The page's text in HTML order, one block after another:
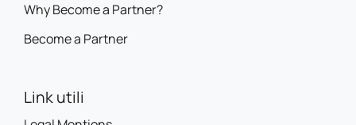
Why Become a Partner?
Become a Partner
Link utili